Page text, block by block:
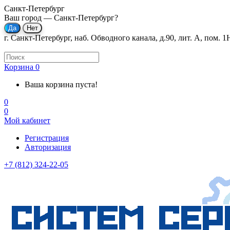
Санкт-Петербург
Ваш город — Санкт-Петербург?
г. Санкт-Петербург, наб. Обводного канала, д.90, лит. А, пом.
Корзина 0
Ваша корзина пуста!
0
0
Мой кабинет
Регистрация
Авторизация
+7 (812) 324-22-05